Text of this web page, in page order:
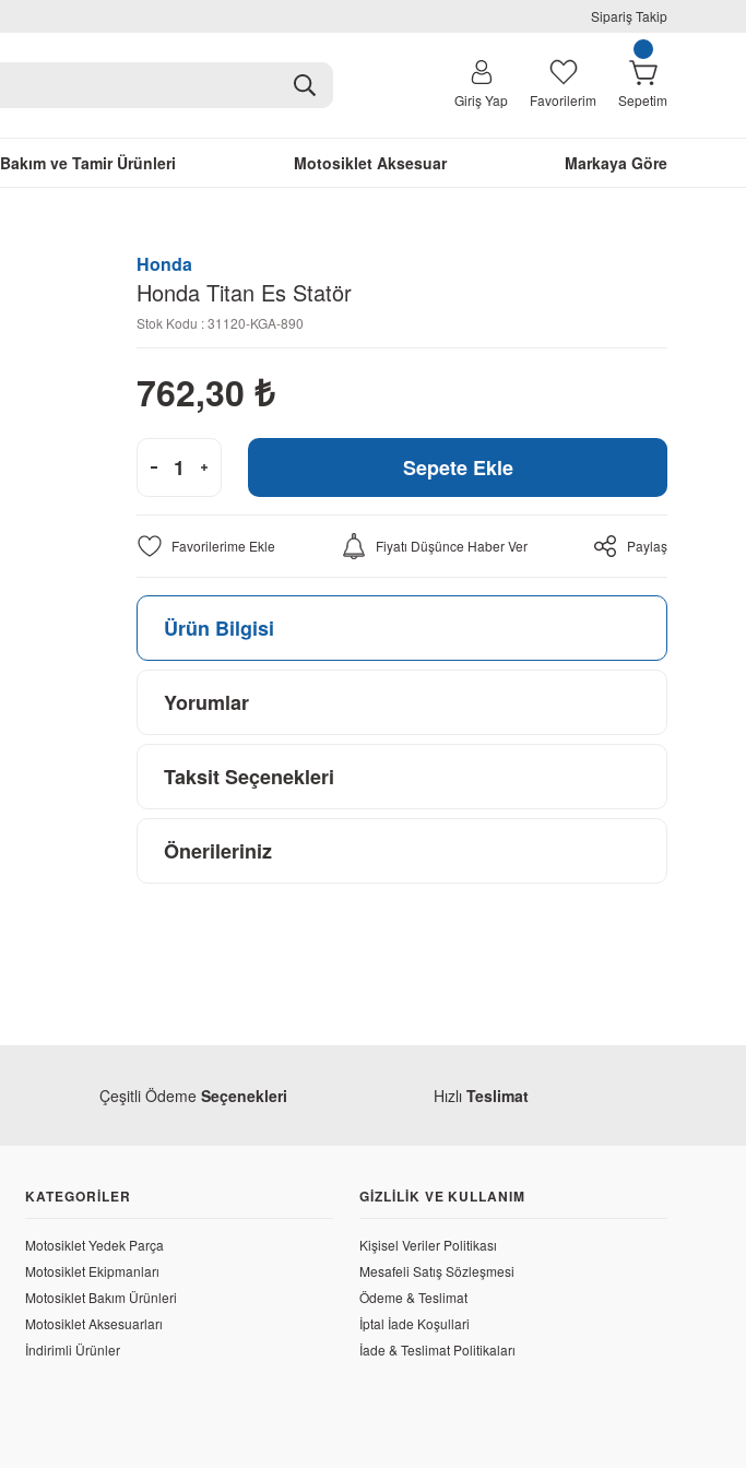
Sipariş Takip
Giriş Yap Favorilerim Sepetim
Bakım ve Tamir Ürünleri Motosiklet Aksesuar Markaya Göre
Honda
Honda Titan Es Statör
Stok Kodu : 31120-KGA-890
762,30 ₺
Sepete Ekle
Fiyatı Düşünce Haber Ver Paylaş
Ürün Bilgisi
Yorumlar
Taksit Seçenekleri
Önerileriniz
Çeşitli Ödeme Seçenekleri Hızlı Teslimat
KATEGORILER
Motosiklet Yedek Parça
Motosiklet Ekipmanları
Motosiklet Bakım Ürünleri
Motosiklet Aksesuarları
İndirimli Ürünler
GIZLILIK VE KULLANIM
Kişisel Veriler Politikası
Mesafeli Satış Sözleşmesi
Ödeme & Teslimat
İptal İade Koşullari
İade & Teslimat Politikaları